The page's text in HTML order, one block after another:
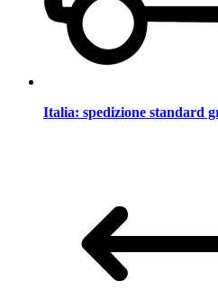
Italia: spedizione standard